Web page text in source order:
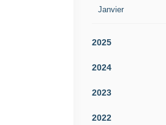
Janvier
2025
2024
2023
2022